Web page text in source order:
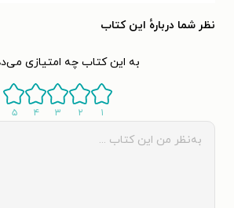
نظر شما دربارهٔ این کتاب
به این کتاب چه امتیازی
۱ ۲ ۳ ۴ ۵